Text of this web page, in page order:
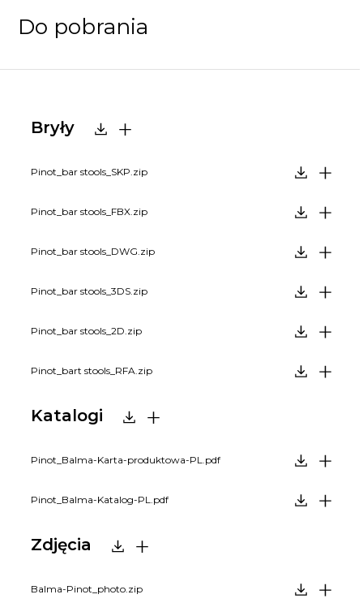
Do pobrania
Bryły
Pinot_bar stools_SKP.zip
Pinot_bar stools_FBX.zip
Pinot_bar stools_DWG.zip
Pinot_bar stools_3DS.zip
Pinot_bar stools_2D.zip
Pinot_bart stools_RFA.zip
Katalogi
Pinot_Balma-Karta-produktowa-PL.pdf
Pinot_Balma-Katalog-PL.pdf
Zdjęcia
Balma-Pinot_photo.zip